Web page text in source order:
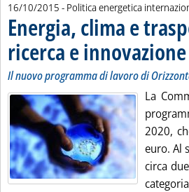
16/10/2015 - Politica energetica
Energia, clima e
ricerca e innovazione
Il nuovo programma di lavoro di
La
2020,
euro. Al
circa